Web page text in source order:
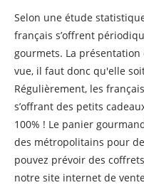
Selon une étude
français s’offrent
gourmets. La
vue, il faut donc qu'elle
Régulièrement, les
s’offrant des petits
100% ! Le panier
des métropolitains pour
pouvez prévoir des
notre site internet de